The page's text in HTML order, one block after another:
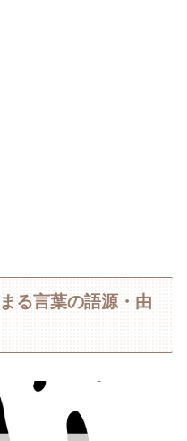
る言葉の語源・由